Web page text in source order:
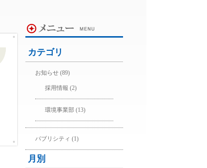
カテゴリ
お知らせ (89)
採用情報 (2)
環境事業部 (13)
パブリシティ (1)
月別